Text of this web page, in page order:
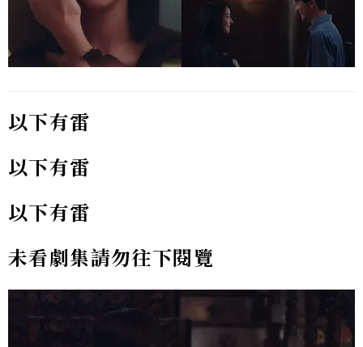
以下有雷
以下有雷
以下有雷
未看劇集請勿往下閱覽